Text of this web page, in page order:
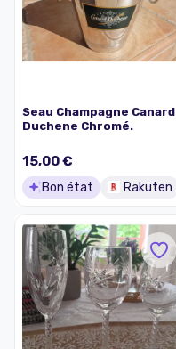
Seau Champagne Canard
Duchene Chromé.
15,00 €
Bon état Rakuten